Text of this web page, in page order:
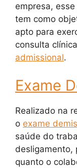
empresa,
tem como
apto para
consulta
admissional.
Exame
Realizado na
o exame
saúde do
desligamento,
quanto o